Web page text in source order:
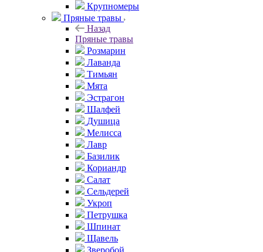
Крупномеры
Пряные травы
Назад
Пряные травы
Розмарин
Лаванда
Тимьян
Мята
Эстрагон
Шалфей
Душица
Мелисса
Лавр
Базилик
Кориандр
Салат
Сельдерей
Укроп
Петрушка
Шпинат
Щавель
Зверобой